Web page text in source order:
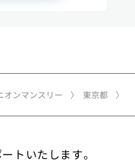
オンマンスリー 東京都
よびパスワー
トカードに関す
情報 端末識別
トいたします。